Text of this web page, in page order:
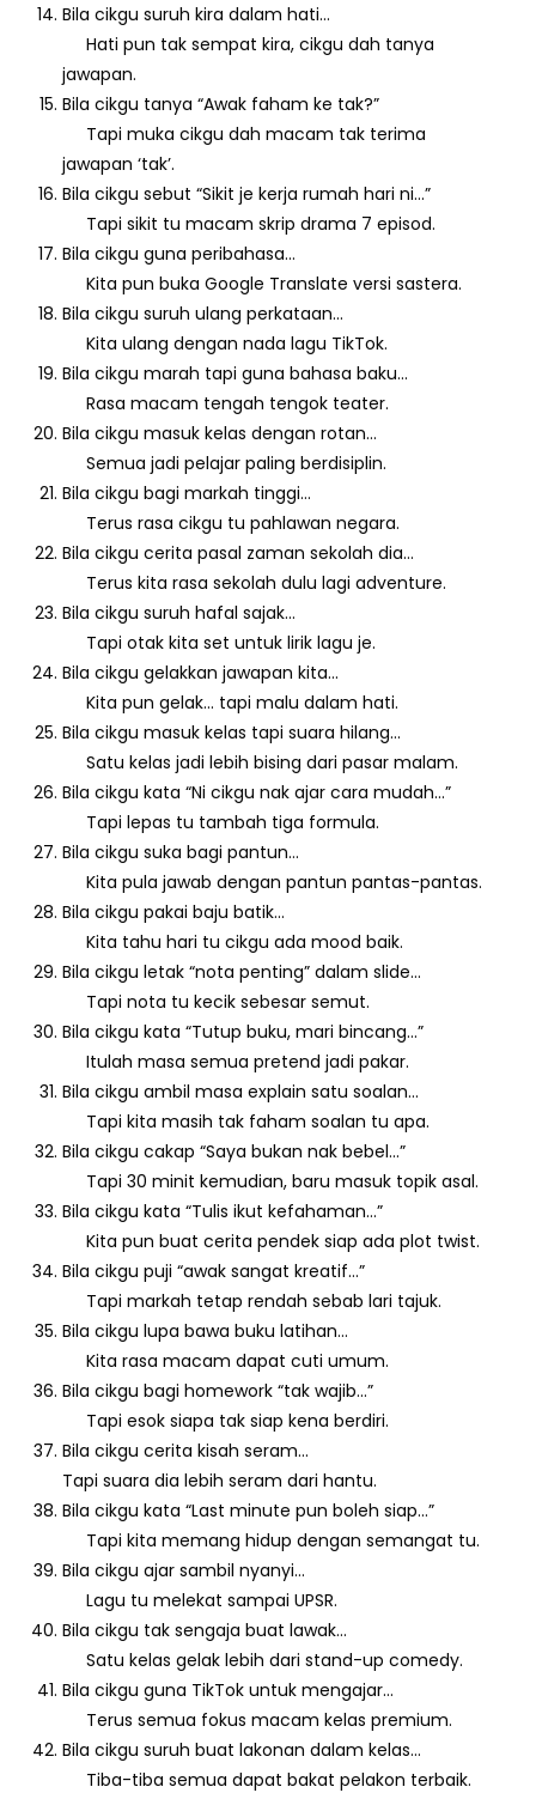
Bila cikgu suruh kira dalam hati…
Hati pun tak sempat kira, cikgu dah tanya
jawapan.
Bila cikgu tanya “Awak faham ke tak?”
Tapi muka cikgu dah macam tak terima
jawapan ‘tak’.
Bila cikgu sebut “Sikit je kerja rumah hari ni…”
Tapi sikit tu macam skrip drama 7 episod.
Bila cikgu guna peribahasa…
Kita pun buka Google Translate versi sastera.
Bila cikgu suruh ulang perkataan…
Kita ulang dengan nada lagu TikTok.
Bila cikgu marah tapi guna bahasa baku…
Rasa macam tengah tengok teater.
Bila cikgu masuk kelas dengan rotan…
Semua jadi pelajar paling berdisiplin.
Bila cikgu bagi markah tinggi…
Terus rasa cikgu tu pahlawan negara.
Bila cikgu cerita pasal zaman sekolah dia…
Terus kita rasa sekolah dulu lagi adventure.
Bila cikgu suruh hafal sajak…
Tapi otak kita set untuk lirik lagu je.
Bila cikgu gelakkan jawapan kita…
Kita pun gelak… tapi malu dalam hati.
Bila cikgu masuk kelas tapi suara hilang…
Satu kelas jadi lebih bising dari pasar malam.
Bila cikgu kata “Ni cikgu nak ajar cara mudah…”
Tapi lepas tu tambah tiga formula.
Bila cikgu suka bagi pantun…
Kita pula jawab dengan pantun pantas-pantas.
Bila cikgu pakai baju batik…
Kita tahu hari tu cikgu ada mood baik.
Bila cikgu letak “nota penting” dalam slide…
Tapi nota tu kecik sebesar semut.
Bila cikgu kata “Tutup buku, mari bincang…”
Itulah masa semua pretend jadi pakar.
Bila cikgu ambil masa explain satu soalan…
Tapi kita masih tak faham soalan tu apa.
Bila cikgu cakap “Saya bukan nak bebel…”
Tapi 30 minit kemudian, baru masuk topik asal.
Bila cikgu kata “Tulis ikut kefahaman…”
Kita pun buat cerita pendek siap ada plot twist.
Bila cikgu puji “awak sangat kreatif…”
Tapi markah tetap rendah sebab lari tajuk.
Bila cikgu lupa bawa buku latihan…
Kita rasa macam dapat cuti umum.
Bila cikgu bagi homework “tak wajib…”
Tapi esok siapa tak siap kena berdiri.
Bila cikgu cerita kisah seram…
Tapi suara dia lebih seram dari hantu.
Bila cikgu kata “Last minute pun boleh siap…”
Tapi kita memang hidup dengan semangat tu.
Bila cikgu ajar sambil nyanyi…
Lagu tu melekat sampai UPSR.
Bila cikgu tak sengaja buat lawak…
Satu kelas gelak lebih dari stand-up comedy.
Bila cikgu guna TikTok untuk mengajar…
Terus semua fokus macam kelas premium.
Bila cikgu suruh buat lakonan dalam kelas…
Tiba-tiba semua dapat bakat pelakon terbaik.